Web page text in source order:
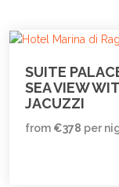
SUITE
SEA VIEW
JACUZZI
from €378 per